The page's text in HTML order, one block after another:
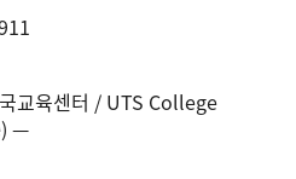
교육센터 / UTS College
—